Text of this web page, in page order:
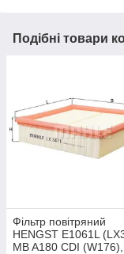
Подібні товари
Фільтр повітряний
HENGST E1061L
MB A180 CDI (W176),